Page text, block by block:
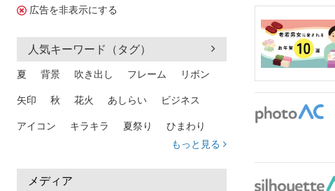
広告を非表示にする
人気キーワード（タグ）
夏 背景 吹き出し フレーム リボン
矢印 秋 花火 あしらい ビジネス
アイコン キラキラ 夏祭り ひまわり
熱中症
人物 暑中見舞い
もっと見る
メディア